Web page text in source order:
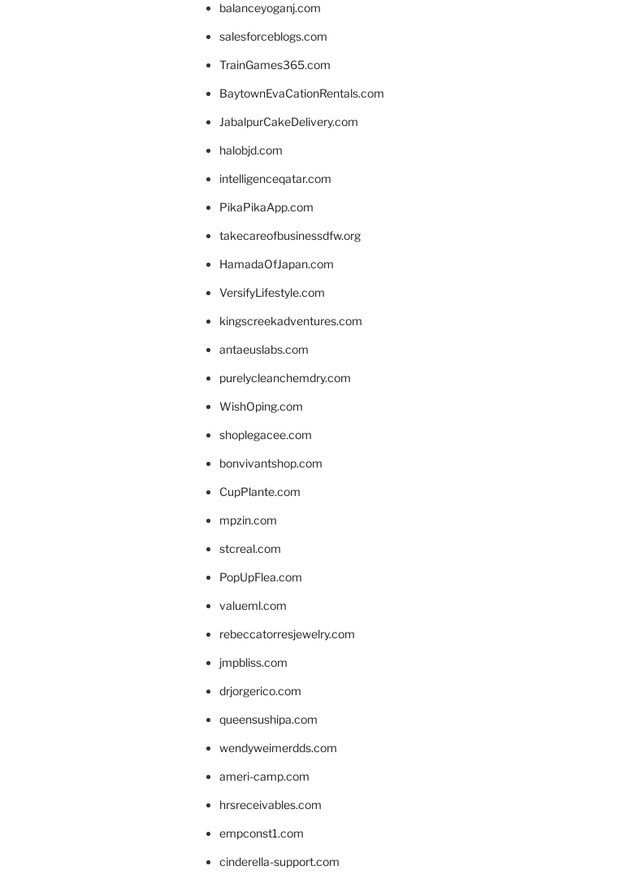
balanceyoganj.com
salesforceblogs.com
TrainGames365.com
BaytownEvaCationRentals.com
JabalpurCakeDelivery.com
halobjd.com
intelligenceqatar.com
PikaPikaApp.com
takecareofbusinessdfw.org
HamadaOfJapan.com
VersifyLifestyle.com
kingscreekadventures.com
antaeuslabs.com
purelycleanchemdry.com
WishOping.com
shoplegacee.com
bonvivantshop.com
CupPlante.com
mpzin.com
stcreal.com
PopUpFlea.com
valueml.com
rebeccatorresjewelry.com
jmpbliss.com
drjorgerico.com
queensushipa.com
wendyweimerdds.com
ameri-camp.com
hrsreceivables.com
empconst1.com
cinderella-support.com